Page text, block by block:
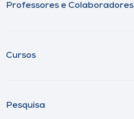
Professores e Colaboradores
Cursos
Pesquisa